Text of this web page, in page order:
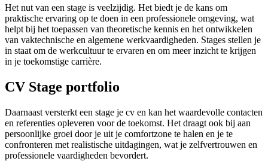
Het nut van een stage is veelzijdig. Het biedt je de kans om
praktische ervaring op te doen in een professionele omgeving, wat
helpt bij het toepassen van theoretische kennis en het ontwikkelen
van vaktechnische en algemene werkvaardigheden. Stages stellen je
in staat om de werkcultuur te ervaren en om meer inzicht te krijgen
in je toekomstige carrière.
CV Stage portfolio
Daarnaast versterkt een stage je cv en kan het waardevolle contacten
en referenties opleveren voor de toekomst. Het draagt ook bij aan
persoonlijke groei door je uit je comfortzone te halen en je te
confronteren met realistische uitdagingen, wat je zelfvertrouwen en
professionele vaardigheden bevordert.